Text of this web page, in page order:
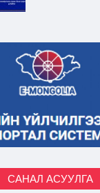
САНАЛ АСУУЛГА